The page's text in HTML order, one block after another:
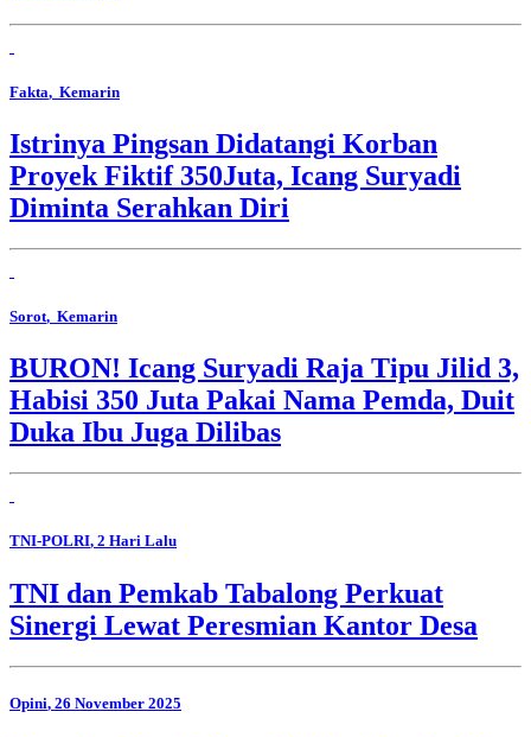
Fakta, Kemarin
Istrinya Pingsan Didatangi Korban
Proyek Fiktif 350Juta, Icang Suryadi
Diminta Serahkan Diri
Sorot, Kemarin
BURON! Icang Suryadi Raja Tipu Jilid 3,
Habisi 350 Juta Pakai Nama Pemda, Duit
Duka Ibu Juga Dilibas
TNI-POLRI, 2 Hari Lalu
TNI dan Pemkab Tabalong Perkuat
Sinergi Lewat Peresmian Kantor Desa
Opini, 26 November 2025